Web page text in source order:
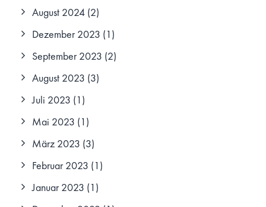
August 2024 (2)
Dezember 2023 (1)
September 2023 (2)
August 2023 (3)
Juli 2023 (1)
Mai 2023 (1)
März 2023 (3)
Februar 2023 (1)
Januar 2023 (1)